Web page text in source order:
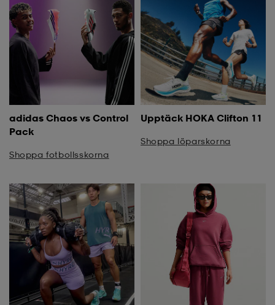
adidas Chaos vs Control
Pack
Shoppa fotbollsskorna
Upptäck HOKA Clifton 11
Shoppa löparskorna